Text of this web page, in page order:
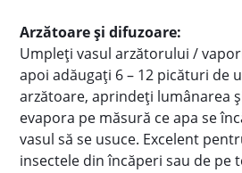
Arzătoare și difuzoare:
Umpleți vasul arzătorului /
apoi adăugați 6 – 12 picături de
arzătoare, aprindeți lumânarea
evapora pe măsură ce apa se
vasul să se usuce. Excelent
insectele din încăperi sau de pe